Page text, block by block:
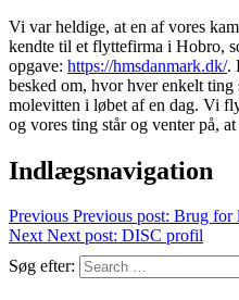
Vi var heldige, at en af vores
kendte til et flyttefirma i Hobro,
opgave: https://hmsdanmark.dk/.
besked om, hvor hver enkelt
molevitten i løbet af en dag. Vi
og vores ting står og venter på,
Indlægsnavigation
Previous Previous post: Brug for
Next Next post: DISC profil
Søg efter: